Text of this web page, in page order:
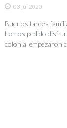
03 jul 2020
Buenos tardes
hemos podido
colonia empezaron